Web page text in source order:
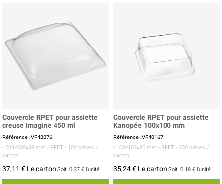
Couvercle RPET pour assiette
creuse Imagine 450 ml
Référence :VF42076
- 209x209x38 mm - RPET - 100 pièces /
carton
37,11 € Le carton Soit 0.37 € l'unité
Couvercle RPET pour assiette
Kanopée 100x100 mm
Référence :VF40167
- 103x103x35 mm - RPET - 200 pièces /
carton
35,24 € Le carton Soit 0.18 € l'unité